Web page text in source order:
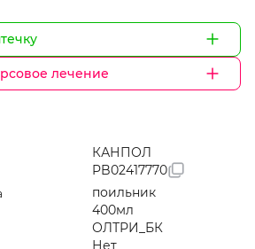
лечение
КАНПОЛ
PB02417770
поильник
400мл
ОЛТРИ_БК
Нет